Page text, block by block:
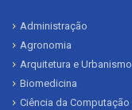
Administração
Agronomia
Arquitetura e Urbanismo
Biomedicina
Ciência da Computação